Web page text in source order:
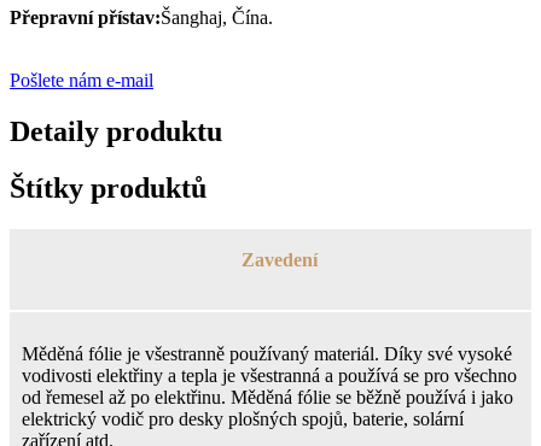
Přepravní přístav:Šanghaj, Čína.
Pošlete nám e-mail
Detaily produktu
Štítky produktů
Zavedení
Měděná fólie je všestranně používaný materiál. Díky své vysoké
vodivosti elektřiny a tepla je všestranná a používá se pro všechno
od řemesel až po elektřinu. Měděná fólie se běžně používá i jako
elektrický vodič pro desky plošných spojů, baterie, solární
zařízení atd.